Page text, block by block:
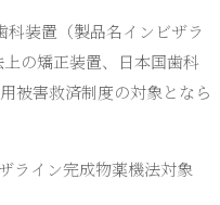
装置（製品名インビザラ
の矯正装置、日本国歯科
被害救済制度の対象となら
ライン完成物薬機法対象